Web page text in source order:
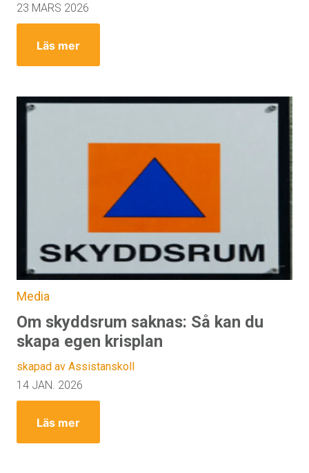
23 MARS 2026
Läs mer
Media
Om skyddsrum saknas: Så kan du
skapa egen krisplan
skapad av Assistanskoll
14 JAN. 2026
Läs mer